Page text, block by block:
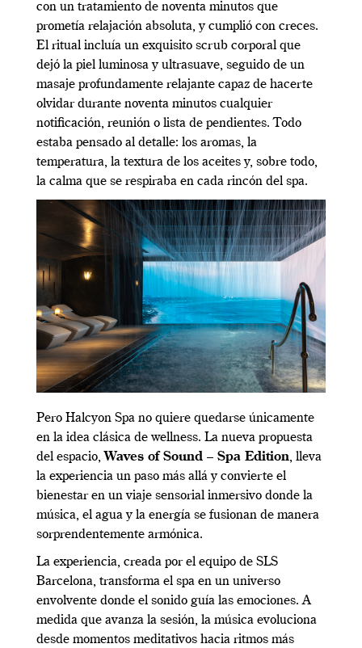
con un tratamiento de noventa minutos que
prometía relajación absoluta, y cumplió con creces.
El ritual incluía un exquisito scrub corporal que
dejó la piel luminosa y ultrasuave, seguido de un
masaje profundamente relajante capaz de hacerte
olvidar durante noventa minutos cualquier
notificación, reunión o lista de pendientes. Todo
estaba pensado al detalle: los aromas, la
temperatura, la textura de los aceites y, sobre todo,
la calma que se respiraba en cada rincón del spa.
Pero Halcyon Spa no quiere quedarse únicamente
en la idea clásica de wellness. La nueva propuesta
del espacio, Waves of Sound – Spa Edition, lleva
la experiencia un paso más allá y convierte el
bienestar en un viaje sensorial inmersivo donde la
música, el agua y la energía se fusionan de manera
sorprendentemente armónica.
La experiencia, creada por el equipo de SLS
Barcelona, transforma el spa en un universo
envolvente donde el sonido guía las emociones. A
medida que avanza la sesión, la música evoluciona
desde momentos meditativos hacia ritmos más